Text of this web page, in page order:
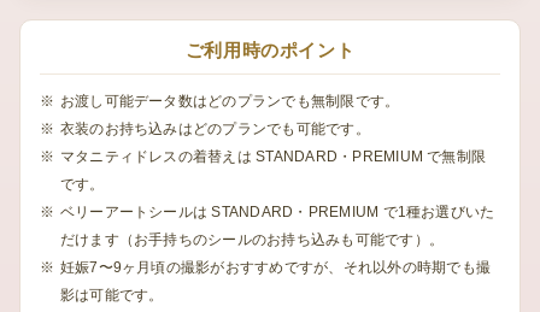
ご利用時のポイント
お渡し可能データ数はどのプランでも無制限です。
衣装のお持ち込みはどのプランでも可能です。
マタニティドレスの着替えは STANDARD・PREMIUM で無制限
です。
ベリーアートシールは STANDARD・PREMIUM で1種お選びいた
だけます（お手持ちのシールのお持ち込みも可能です）。
妊娠7〜9ヶ月頃の撮影がおすすめですが、それ以外の時期でも撮
影は可能です。